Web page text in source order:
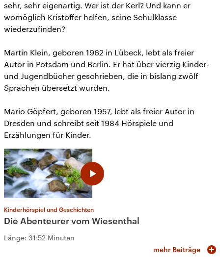
sehr, sehr eigenartig. Wer ist der Kerl? Und kann er
womöglich Kristoffer helfen, seine Schulklasse
wiederzufinden?
Martin Klein, geboren 1962 in Lübeck, lebt als freier
Autor in Potsdam und Berlin. Er hat über vierzig Kinder-
und Jugendbücher geschrieben, die in bislang zwölf
Sprachen übersetzt wurden.
Mario Göpfert, geboren 1957, lebt als freier Autor in
Dresden und schreibt seit 1984 Hörspiele und
Erzählungen für Kinder.
Kinderhörspiel und Geschichten
Die Abenteurer vom Wiesenthal
Länge: 31:52 Minuten
mehr Beiträge